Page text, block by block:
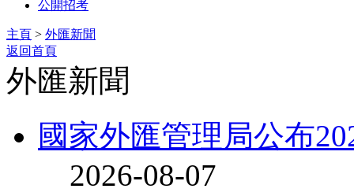
公開招考
主頁 > 外匯新聞
返回首頁
外匯新聞
國家外匯管理局公布
2026-08-07